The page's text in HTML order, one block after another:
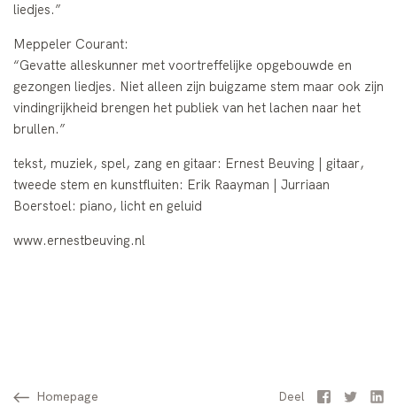
liedjes.”
Meppeler Courant:
“Gevatte alleskunner met voortreffelijke opgebouwde en
gezongen liedjes. Niet alleen zijn buigzame stem maar ook zijn
vindingrijkheid brengen het publiek van het lachen naar het
brullen.”
tekst, muziek, spel, zang en gitaar: Ernest Beuving | gitaar,
tweede stem en kunstfluiten: Erik Raayman | Jurriaan
Boerstoel: piano, licht en geluid
www.ernestbeuving.nl
Homepage Deel Facebook
Twitter